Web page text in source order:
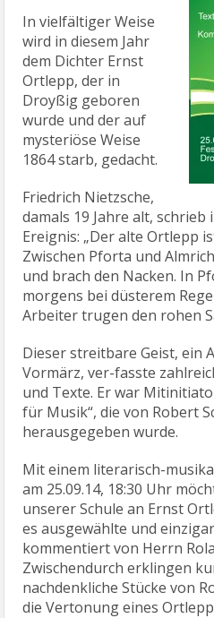
In vielfältiger Weise
wird in diesem Jahr
dem Dichter Ernst
Ortlepp, der in
Droyßig geboren
wurde und der auf
mysteriöse Weise
1864 starb, gedacht.
Friedrich Nietzsche,
damals 19 Jahre alt,
Ereignis: „Der alte Ortlepp
Zwischen Pforta und
und brach den Nacken. In
morgens bei düsterem
Arbeiter trugen den rohen
Dieser streitbare Geist, ein
Vormärz, ver-fasste
und Texte. Er war
für Musik“, die von Robert
herausgegeben wurde.
Mit einem literarisch-
am 25.09.14, 18:30 Uhr
unserer Schule an Ernst
es ausgewählte und
kommentiert von Herrn
Zwischendurch erklingen
nachdenkliche Stücke von
die Vertonung eines